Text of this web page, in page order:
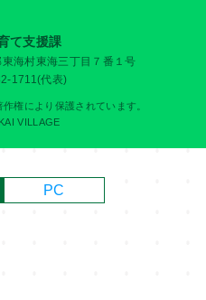
て支援課
海村東海三丁目７番１号
1711(代表)
権により保護されています。
VILLAGE
PC